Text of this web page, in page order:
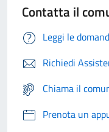
Contatta il
Leggi le
Richiedi
Chiama il
Prenota un